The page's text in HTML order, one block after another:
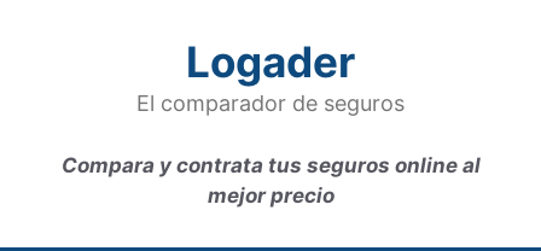
Logader
El comparador de seguros
Compara y contrata tus seguros online al
mejor precio